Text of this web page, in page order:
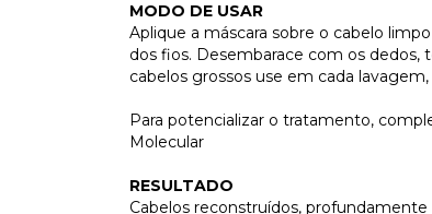
MODO DE USAR
Aplique a máscara sobre o cabelo
dos fios. Desembarace com os dedos,
cabelos grossos use em cada
Para potencializar o tratamento,
Molecular
RESULTADO
Cabelos reconstruídos,